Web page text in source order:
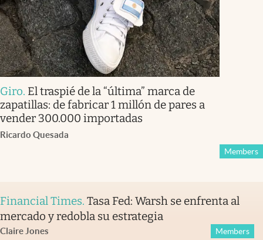
Giro. El traspié de la “última” marca de
zapatillas: de fabricar 1 millón de pares a
vender 300.000 importadas
Ricardo Quesada
Members
Financial Times. Tasa Fed: Warsh se enfrenta al
mercado y redobla su estrategia
Claire Jones Members